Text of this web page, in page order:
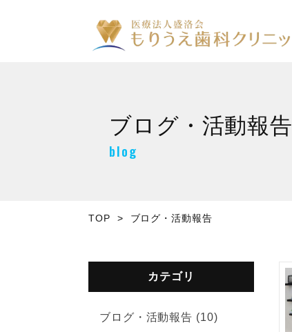
ブログ・活動報告
blog
TOP ブログ・活動報告
カテゴリ
ブログ・活動報告 (10)